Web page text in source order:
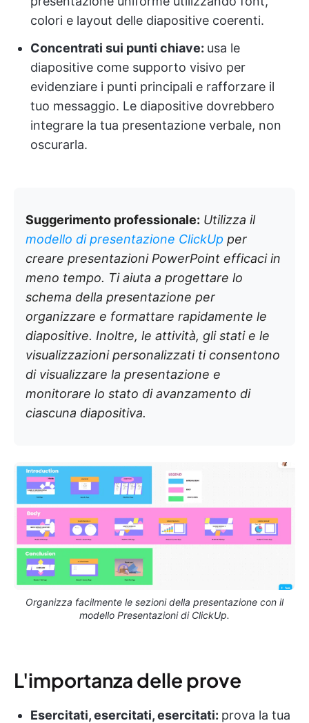
colori e layout delle diapositive coerenti.
Concentrati sui punti chiave: usa le
diapositive come supporto visivo per
evidenziare i punti principali e rafforzare il
tuo messaggio. Le diapositive dovrebbero
integrare la tua presentazione verbale, non
oscurarla.
Suggerimento professionale: Utilizza il
modello di presentazione ClickUp per
creare presentazioni PowerPoint efficaci in
meno tempo. Ti aiuta a progettare lo
schema della presentazione per
organizzare e formattare rapidamente le
diapositive. Inoltre, le attività, gli stati e le
visualizzazioni personalizzati ti consentono
di visualizzare la presentazione e
monitorare lo stato di avanzamento di
ciascuna diapositiva.
Organizza facilmente le sezioni della presentazione con il
modello Presentazioni di ClickUp.
L'importanza delle prove
Esercitati, esercitati, esercitati: prova la tua